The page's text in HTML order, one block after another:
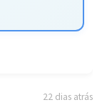
22 dias atrás